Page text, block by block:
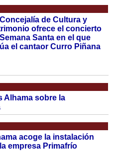
de Cultura y
ofrece el concierto
Santa en el que
el cantaor Curro Piñana
Alhama sobre la
acoge la instalación
empresa Primafrío